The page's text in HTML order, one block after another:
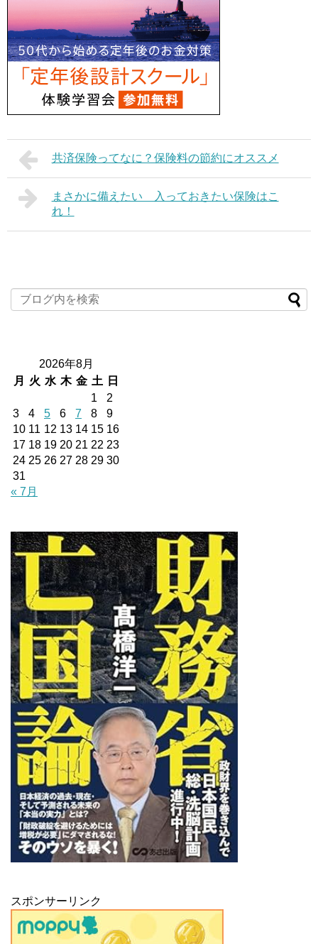
共済保険ってなに？保険料の節約にオススメ
まさかに備えたい 入っておきたい保険はこ
れ！
2026年8月
月
火 水 木 金 土
日
1
2
3
4 5 6 7 8
9
10 11 12 13 14 15 16
17 18 19 20 21 22 23
24 25 26 27 28 29 30
31
« 7月
スポンサーリンク